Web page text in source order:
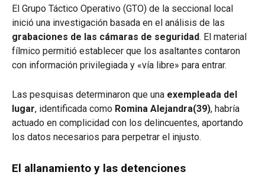
El Grupo Táctico Operativo (GTO) de la seccional local
inició una investigación basada en el análisis de las
grabaciones de las cámaras de seguridad. El material
fílmico permitió establecer que los asaltantes contaron
con información privilegiada y «vía libre» para entrar.
Las pesquisas determinaron que una exempleada del
lugar, identificada como Romina Alejandra(39), habría
actuado en complicidad con los delincuentes, aportando
los datos necesarios para perpetrar el injusto.
El allanamiento y las detenciones